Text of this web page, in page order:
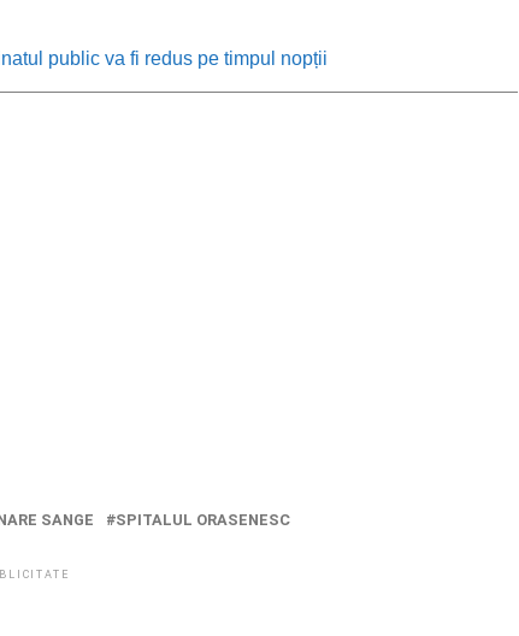
public va fi redus pe timpul nopții
SANGE SPITALUL ORASENESC